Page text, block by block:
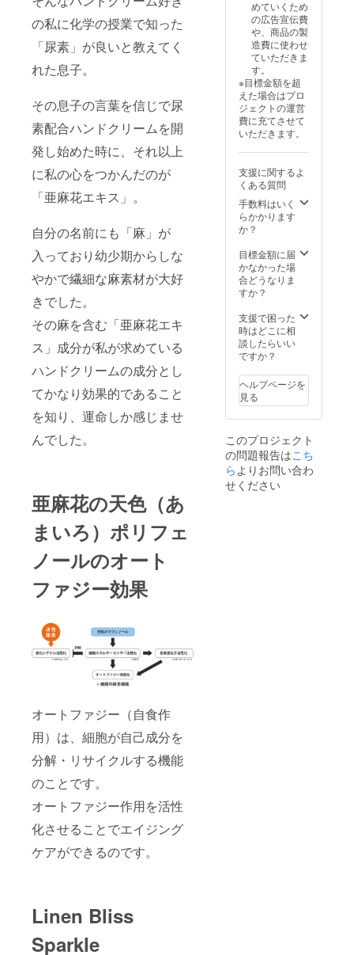
の私に化学の授業で知った
「尿素」が良いと教えてく
れた息子。
その息子の言葉を信じで尿
素配合ハンドクリームを開
発し始めた時に、それ以上
に私の心をつかんだのが
「亜麻花エキス」。
自分の名前にも「麻」が
入っており幼少期からしな
やかで繊細な麻素材が大好
きでした。
その麻を含む「亜麻花エキ
ス」成分が私が求めている
ハンドクリームの成分とし
てかなり効果的であること
を知り、運命しか感じませ
んでした。
亜麻花の天色（あ
まいろ）ポリフェ
ノールのオート
ファジー効果
オートファジー（自食作
用）は、細胞が自己成分を
分解・リサイクルする機能
のことです。
オートファジー作用を活性
化させることでエイジング
ケアができるのです。
Linen Bliss
Sparkle
めていくため
の広告宣伝費
や、商品の製
造費に使わせ
ていただきま
す。
※目標金額を超
えた場合はプロ
ジェクトの運営
費に充てさせて
いただきます。
支援に関するよ
くある質問
手数料はいく
らかかります
か？
目標金額に届
かなかった場
合どうなりま
すか？
支援で困った
時はどこに相
談したらいい
ですか？
ヘルプページを
見る
このプロジェクト
の問題報告はこち
らよりお問い合わ
せください